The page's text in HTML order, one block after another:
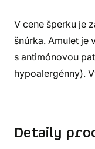
V cene šperku je
šnúrka. Amulet je
s antimónovou
hypoalergénny).
Detaily